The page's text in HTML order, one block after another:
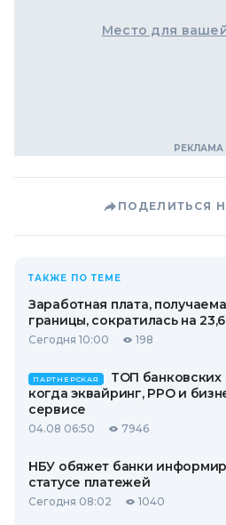
Место для
ПОДЕЛИТЬСЯ
ТАКЖЕ ПО ТЕМЕ
Заработная плата,
границы, сократилась на
Сегодня 10:00 198
ПАРТНЕРСКАЯ
ТОП
когда эквайринг, РРО и
сервисе
04.08 06:50 7946
НБУ обяжет банки
статусе платежей
Сегодня 08:02 1040